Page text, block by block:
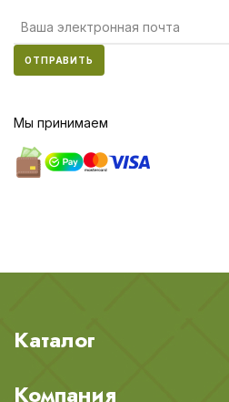
ОТПРАВИТЬ
Мы принимаем
Каталог
Компания